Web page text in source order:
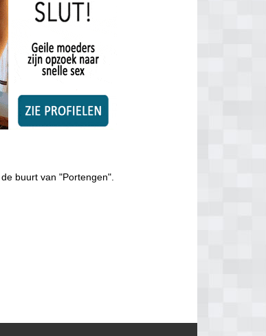
buurt van "Portengen".